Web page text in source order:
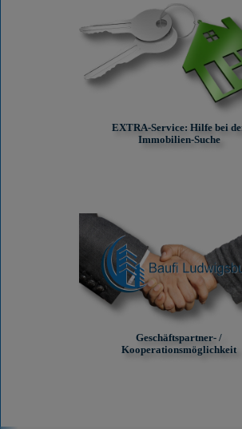
EXTRA-Service: Hilfe bei
Immobilien-Suche
Geschäftspartner- /
Kooperationsmöglichkeit